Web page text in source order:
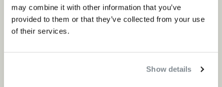
may combine it with other information that you’ve
provided to them or that they’ve collected from your use
of their services.
Show details